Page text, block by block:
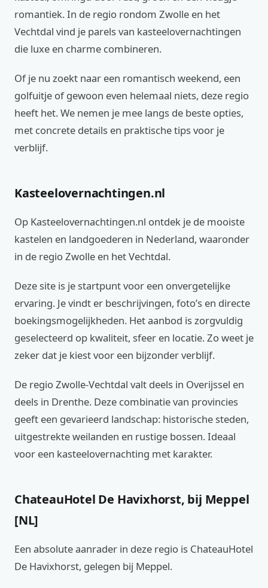
romantiek. In de regio rondom Zwolle en het
Vechtdal vind je parels van kasteelovernachtingen
die luxe en charme combineren.
Of je nu zoekt naar een romantisch weekend, een
golfuitje of gewoon even helemaal niets, deze regio
heeft het. We nemen je mee langs de beste opties,
met concrete details en praktische tips voor je
verblijf.
Kasteelovernachtingen.nl
Op Kasteelovernachtingen.nl ontdek je de mooiste
kastelen en landgoederen in Nederland, waaronder
in de regio Zwolle en het Vechtdal.
Deze site is je startpunt voor een onvergetelijke
ervaring. Je vindt er beschrijvingen, foto’s en directe
boekingsmogelijkheden. Het aanbod is zorgvuldig
geselecteerd op kwaliteit, sfeer en locatie. Zo weet je
zeker dat je kiest voor een bijzonder verblijf.
De regio Zwolle-Vechtdal valt deels in Overijssel en
deels in Drenthe. Deze combinatie van provincies
geeft een gevarieerd landschap: historische steden,
uitgestrekte weilanden en rustige bossen. Ideaal
voor een kasteelovernachting met karakter.
ChateauHotel De Havixhorst, bij Meppel
[NL]
Een absolute aanrader in deze regio is ChateauHotel
De Havixhorst, gelegen bij Meppel.